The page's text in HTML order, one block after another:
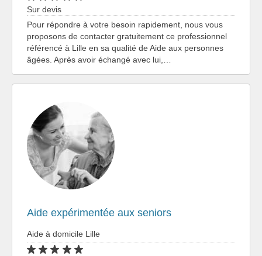
Sur devis
Pour répondre à votre besoin rapidement, nous vous
proposons de contacter gratuitement ce professionnel
référencé à Lille en sa qualité de Aide aux personnes
âgées. Après avoir échangé avec lui,…
Aide expérimentée aux seniors
Aide à domicile Lille